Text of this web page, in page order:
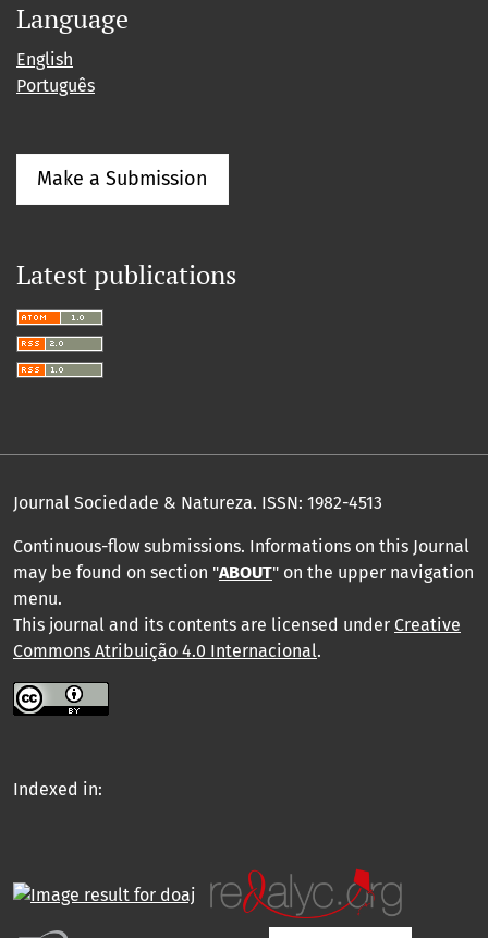
Language
English
Português
Make a Submission
Latest publications
Journal Sociedade & Natureza. ISSN: 1982-4513
Continuous-flow submissions. Informations on this Journal
may be found on section "ABOUT" on the upper navigation
menu.
This journal and its contents are licensed under Creative
Commons Atribuição 4.0 Internacional.
Indexed in: